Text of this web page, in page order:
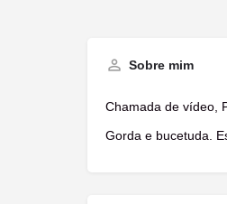
Sobre mim
Chamada de vídeo,
Gorda e bucetuda.